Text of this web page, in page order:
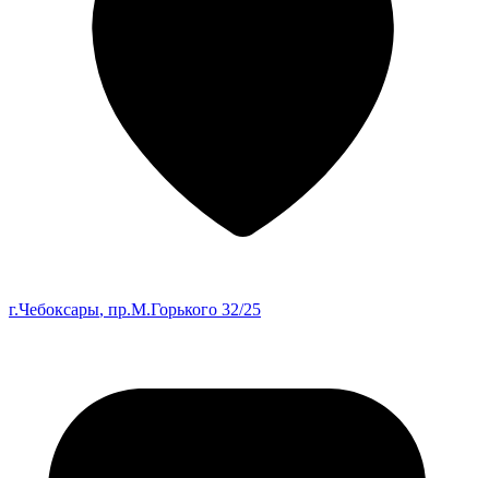
г.Чебоксары, пр.М.Горького 32/25